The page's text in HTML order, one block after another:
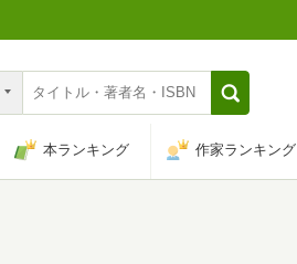
本ランキング 作家ランキング